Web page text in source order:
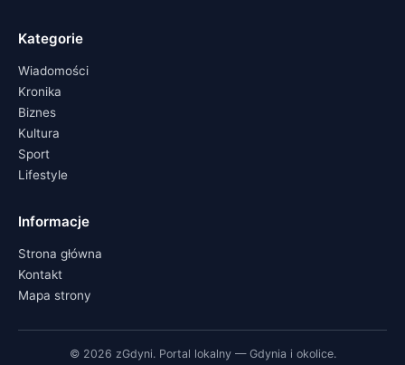
Kategorie
Wiadomości
Kronika
Biznes
Kultura
Sport
Lifestyle
Informacje
Strona główna
Kontakt
Mapa strony
© 2026 zGdyni. Portal lokalny — Gdynia i okolice.